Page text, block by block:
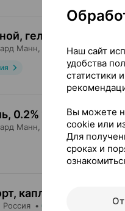
гель
Манн , Германия•без
, 0.2% 10 г ×1
Манн , Германия•без
капли
, Россия • без рецепта
Наш сайт
удобства
статистики
Вы можете
cookie или
Для
сроках и